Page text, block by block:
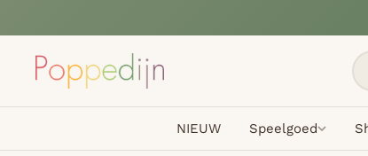
NIEUW Speelgoed